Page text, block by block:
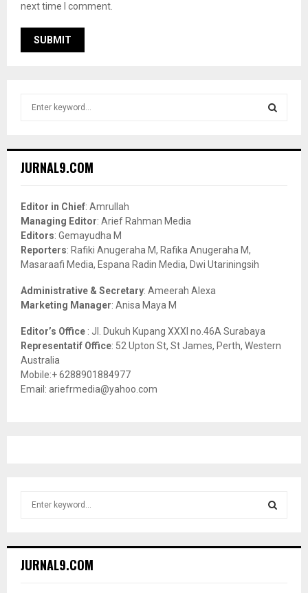
next time I comment.
h
o
r
:
JURNAL9.COM
Editor in Chief: Amrullah
Managing Editor: Arief Rahman Media
Editors: Gemayudha M
Reporters: Rafiki Anugeraha M, Rafika Anugeraha M,
Masaraafi Media, Espana Radin Media, Dwi Utariningsih
Administrative & Secretary: Ameerah Alexa
Marketing Manager: Anisa Maya M
Editor’s Office : Jl. Dukuh Kupang XXXI no.46A Surabaya
Representatif Office: 52 Upton St, St James, Perth, Western
Australia
Mobile:+ 6288901884977
Email: ariefrmedia@yahoo.com
h
JURNAL9.COM